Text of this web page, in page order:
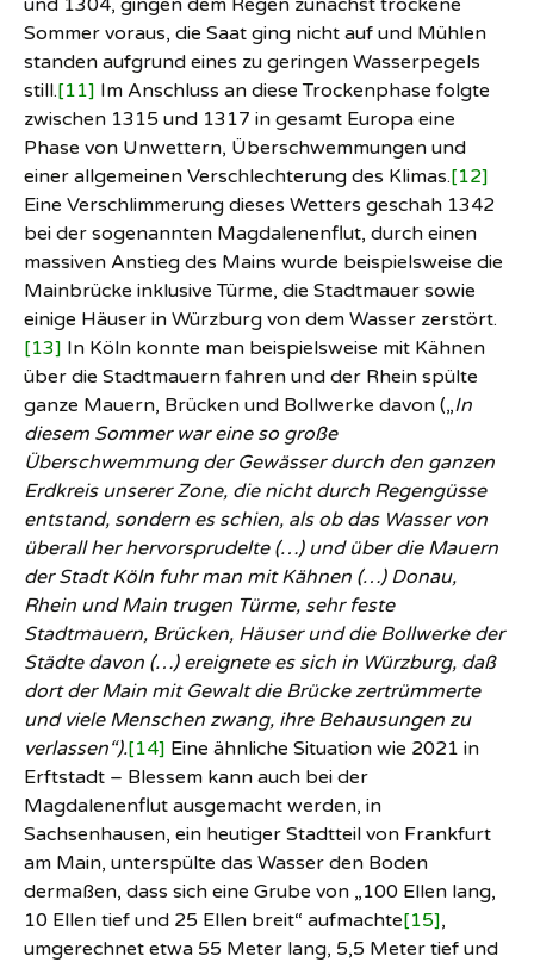
und 1304, gingen dem Regen zunächst trockene
Sommer voraus, die Saat ging nicht auf und Mühlen
standen aufgrund eines zu geringen Wasserpegels
still.[11] Im Anschluss an diese Trockenphase folgte
zwischen 1315 und 1317 in gesamt Europa eine
Phase von Unwettern, Überschwemmungen und
einer allgemeinen Verschlechterung des Klimas.[12]
Eine Verschlimmerung dieses Wetters geschah 1342
bei der sogenannten Magdalenenflut, durch einen
massiven Anstieg des Mains wurde beispielsweise die
Mainbrücke inklusive Türme, die Stadtmauer sowie
einige Häuser in Würzburg von dem Wasser zerstört.
[13] In Köln konnte man beispielsweise mit Kähnen
über die Stadtmauern fahren und der Rhein spülte
ganze Mauern, Brücken und Bollwerke davon („In
diesem Sommer war eine so große
Überschwemmung der Gewässer durch den ganzen
Erdkreis unserer Zone, die nicht durch Regengüsse
entstand, sondern es schien, als ob das Wasser von
überall her hervorsprudelte (…) und über die Mauern
der Stadt Köln fuhr man mit Kähnen (…) Donau,
Rhein und Main trugen Türme, sehr feste
Stadtmauern, Brücken, Häuser und die Bollwerke der
Städte davon (…) ereignete es sich in Würzburg, daß
dort der Main mit Gewalt die Brücke zertrümmerte
und viele Menschen zwang, ihre Behausungen zu
verlassen“).[14] Eine ähnliche Situation wie 2021 in
Erftstadt – Blessem kann auch bei der
Magdalenenflut ausgemacht werden, in
Sachsenhausen, ein heutiger Stadtteil von Frankfurt
am Main, unterspülte das Wasser den Boden
dermaßen, dass sich eine Grube von „100 Ellen lang,
10 Ellen tief und 25 Ellen breit“ aufmachte[15],
umgerechnet etwa 55 Meter lang, 5,5 Meter tief und